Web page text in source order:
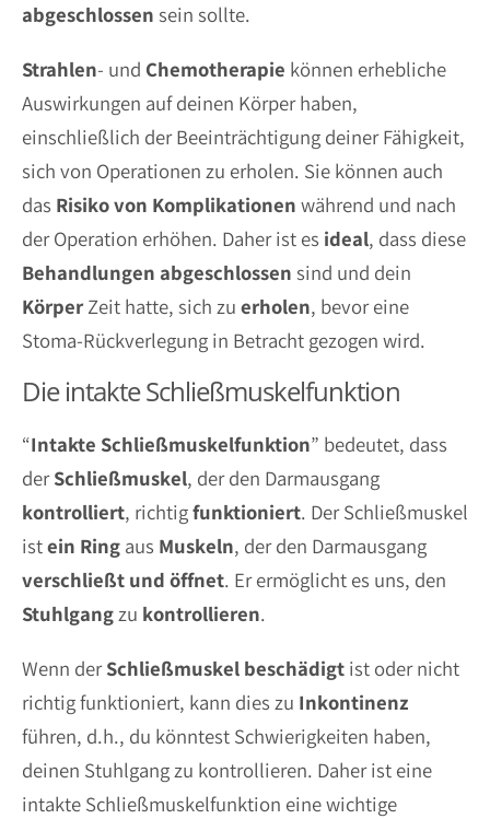
abgeschlossen sein sollte.
Strahlen- und Chemotherapie können erhebliche
Auswirkungen auf deinen Körper haben,
einschließlich der Beeinträchtigung deiner Fähigkeit,
sich von Operationen zu erholen. Sie können auch
das Risikovon Komplikationen während und nach
der Operation erhöhen. Daher ist es ideal, dass diese
Behandlungen abgeschlossen sind und dein
KörperZeit hatte, sich zu erholen, bevor eine
Stoma-Rückverlegung in Betracht gezogen wird.
Die intakte Schließmuskelfunktion
“Intakte Schließmuskelfunktion” bedeutet, dass
derSchließmuskel, der den Darmausgang
kontrolliert, richtigfunktioniert. Der Schließmuskel
istein Ring aus Muskeln, der den Darmausgang
verschließt und öffnet. Er ermöglicht es uns, den
Stuhlgangzu kontrollieren.
Wenn derSchließmuskel beschädigt ist oder nicht
richtig funktioniert, kann dies zu Inkontinenz
führen, d.h., du könntest Schwierigkeiten haben,
deinen Stuhlgang zu kontrollieren. Daher ist eine
intakte Schließmuskelfunktion eine wichtige